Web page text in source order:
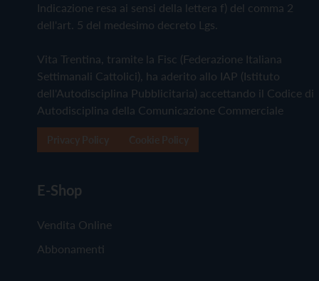
Indicazione resa ai sensi della lettera f) del comma 2
dell'art. 5 del medesimo decreto Lgs.
Vita Trentina, tramite la Fisc (Federazione Italiana
Settimanali Cattolici), ha aderito allo IAP (Istituto
dell'Autodisciplina Pubblicitaria) accettando il Codice di
Autodisciplina della Comunicazione Commerciale
E-Shop
Vendita Online
Abbonamenti